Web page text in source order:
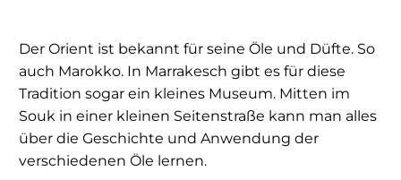
Der Orient ist bekannt für seine Öle und Düfte. So
auch Marokko. In Marrakesch gibt es für diese
Tradition sogar ein kleines Museum. Mitten im
Souk in einer kleinen Seitenstraße kann man alles
über die Geschichte und Anwendung der
verschiedenen Öle lernen.